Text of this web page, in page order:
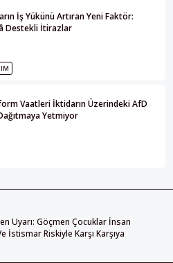
İş Yükünü Artıran Yeni Faktör:
Destekli İtirazlar
Vaatleri İktidarın Üzerindeki AfD
Yetmiyor
Uyarı: Göçmen Çocuklar İnsan
İstismar Riskiyle Karşı Karşıya